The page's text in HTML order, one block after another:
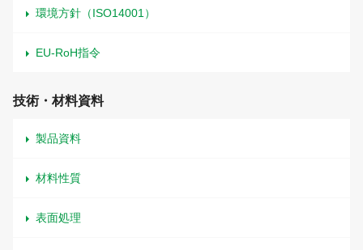
環境方針（ISO14001）
EU-RoH指令
技術・材料資料
製品資料
材料性質
表面処理